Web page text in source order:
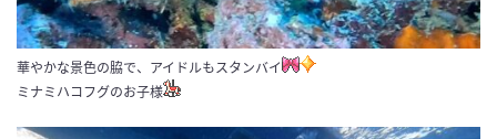
華やかな景色の脇で、アイドルもスタンバイ
ミナミハコフグのお子様